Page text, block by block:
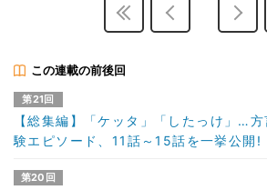
この連載の前後回
第21回
【総集編】「ケッタ」「したっけ」…
験エピソード、11話～15話を一挙公開!
第20回